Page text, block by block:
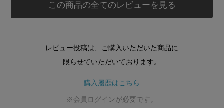
この商品の全てのレビューを見る
レビュー投稿は、ご購入いただいた商品に
限らせていただいております。
購入履歴はこちら
※会員ログインが必要です。